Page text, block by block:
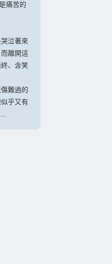
痛苦的
泣著來
離開這
、含笑
難過的
乎又有